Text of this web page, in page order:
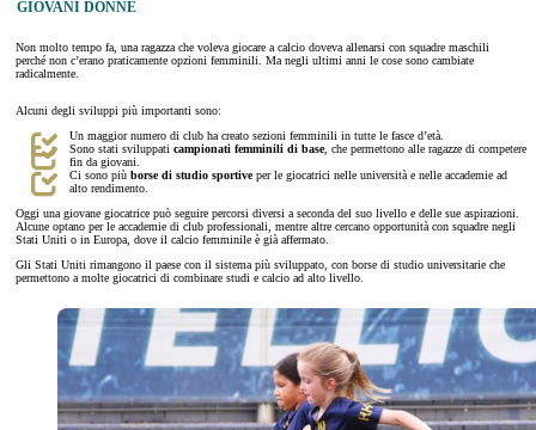
GIOVANI DONNE
Non molto tempo fa, una ragazza che voleva giocare a calcio doveva allenarsi con squadre maschili
perché non c’erano praticamente opzioni femminili. Ma negli ultimi anni le cose sono cambiate
radicalmente.
Alcuni degli sviluppi più importanti sono:
Un maggior numero di club ha creato sezioni femminili in tutte le fasce d’età.
Sono stati sviluppati campionati femminili di base, che permettono alle ragazze di competere
fin da giovani.
Ci sono più borse di studio sportiveper le giocatrici nelle università e nelle accademie ad
alto rendimento.
Oggi una giovane giocatrice può seguire percorsi diversi a seconda del suo livello e delle sue aspirazioni.
Alcune optano per le accademie di club professionali, mentre altre cercano opportunità con squadre negli
Stati Uniti o in Europa, dove il calcio femminile è già affermato.
Gli Stati Uniti rimangono il paese con il sistema più sviluppato, con borse di studio universitarie che
permettono a molte giocatrici di combinare studi e calcio ad alto livello.